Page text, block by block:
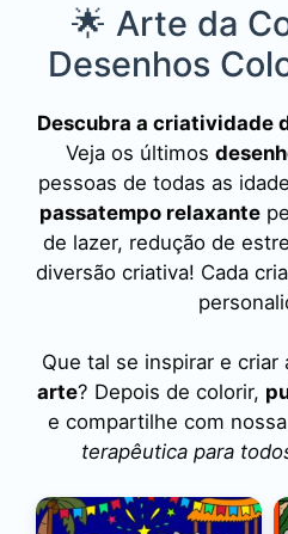
🌟 Arte da
Desenhos
Descubra a criatividade
Veja os últimos
pessoas de todas as
passatempo relaxante
de lazer, redução de
diversão criativa! Cada
Que tal se inspirar e criar
arte? Depois de colorir,
e compartilhe com
terapêutica para